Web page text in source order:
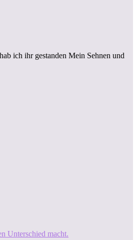
ich ihr gestanden Mein Sehnen und
Unterschied macht.